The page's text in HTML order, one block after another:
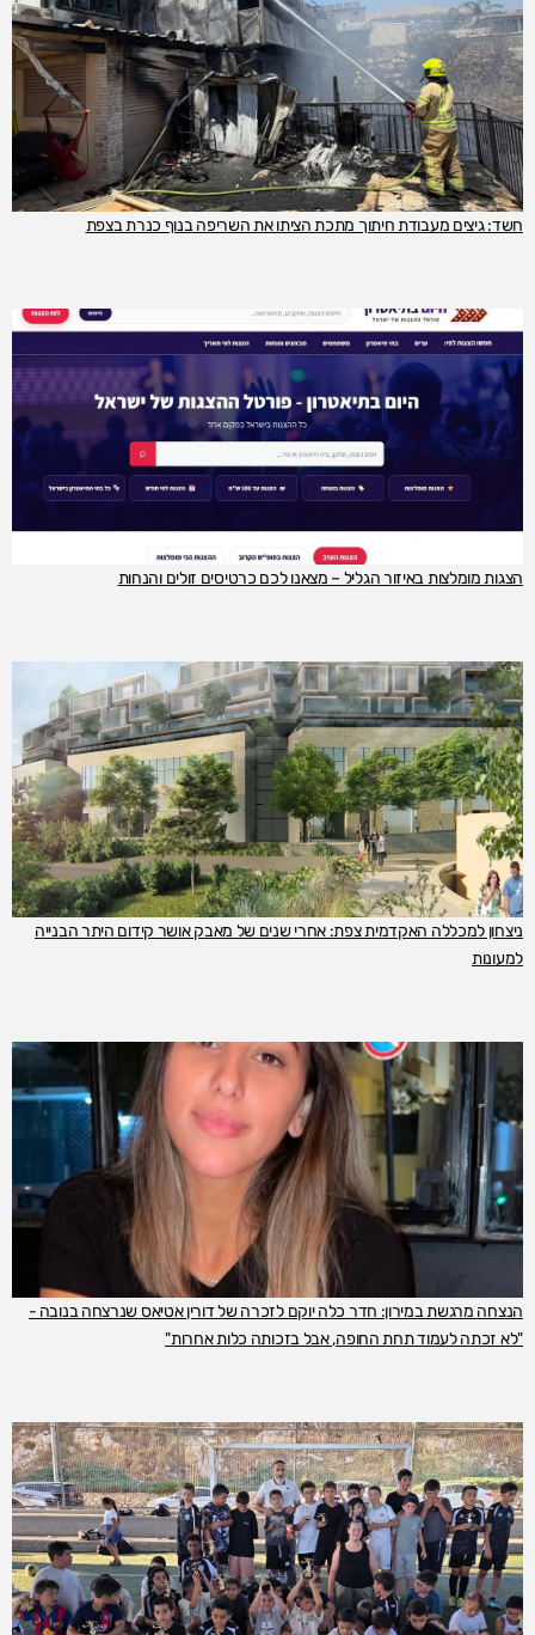
חשד: גיצים מעבודת חיתוך מתכת הציתו את השריפה בנוף כנרת בצפת
הצגות מומלצות באיזור הגליל – מצאנו לכם כרטיסים זולים והנחות
ניצחון למכללה האקדמית צפת: אחרי שנים של מאבק אושר קידום היתר הבנייה
למעונות
הנצחה מרגשת במירון: חדר כלה יוקם לזכרה של דורין אטיאס שנרצחה בנובה -
"לא זכתה לעמוד תחת החופה, אבל בזכותה כלות אחרות"